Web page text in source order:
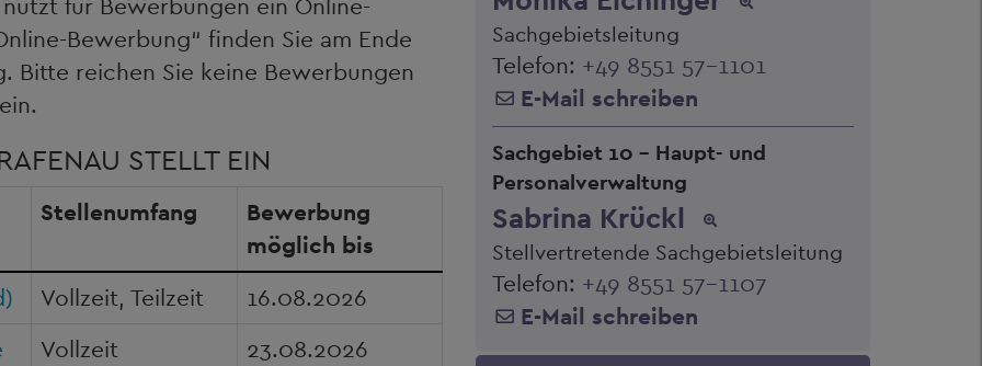
Bewerbung“ finden Sie am Ende
Bitte reichen Sie keine Bewerbungen
STELLT EIN
Stellenumfang
Bewerbung
möglich bis
Vollzeit, Teilzeit
16.08.2026
Vollzeit 23.08.2026
Sachgebietsleitung
Telefon: +49 8551 57-1101
E-Mail schreiben
Sachgebiet 10 - Haupt- und
Personalverwaltung
Sabrina Krückl
Stellvertretende Sachgebietsleitung
Telefon: +49 8551 57-1107
E-Mail schreiben